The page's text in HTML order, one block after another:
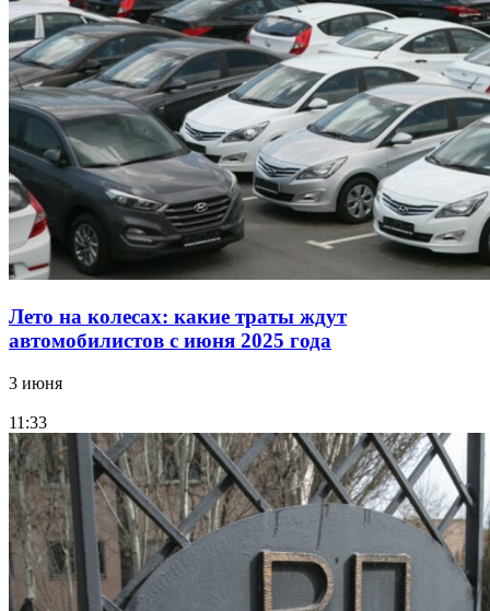
Лето на колесах: какие траты ждут
автомобилистов с июня 2025 года
3 июня
11:33